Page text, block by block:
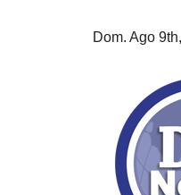
Dom. Ago